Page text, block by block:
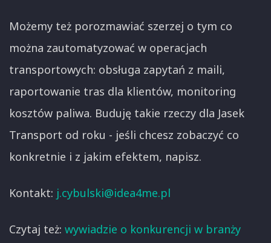
Możemy też porozmawiać szerzej o tym co
można zautomatyzować w operacjach
transportowych: obsługa zapytań z maili,
raportowanie tras dla klientów, monitoring
kosztów paliwa. Buduję takie rzeczy dla Jasek
Transport od roku - jeśli chcesz zobaczyć co
konkretnie i z jakim efektem, napisz.
Kontakt: j.cybulski@idea4me.pl
Czytaj też: wywiadzie o konkurencji w branży